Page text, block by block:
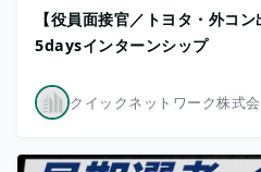
【役員面接官／トヨタ・外コ
5daysインターンシップ
クイックネットワーク株式